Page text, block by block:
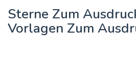
Sterne Zum
Vorlagen Zum